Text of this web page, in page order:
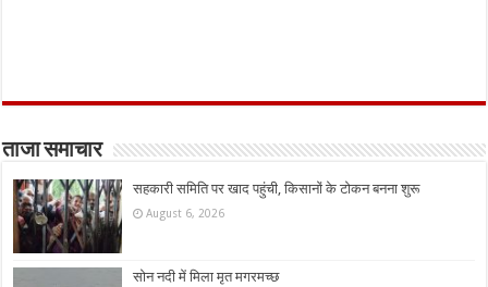
ताजा समाचार
सहकारी समिति पर खाद पहुंची, किसानों के टोकन बनना शुरू
August 6, 2026
सोन नदी में मिला मृत मगरमच्छ